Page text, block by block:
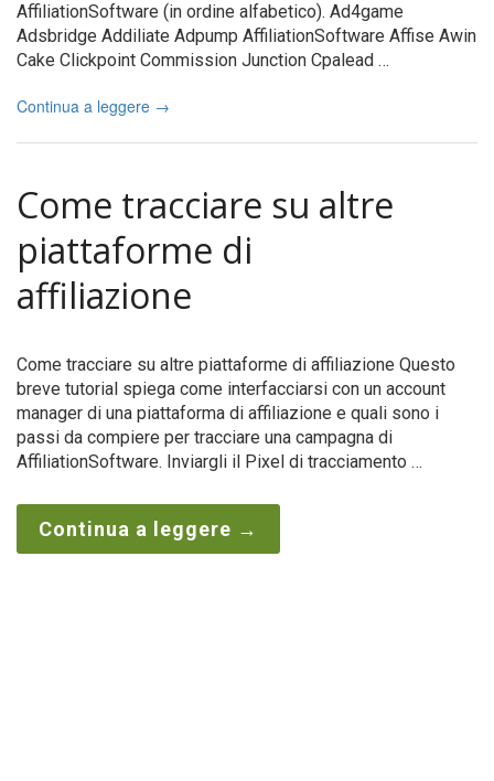
AffiliationSoftware (in ordine alfabetico). Ad4game
Adsbridge Addiliate Adpump AffiliationSoftware Affise Awin
Cake Clickpoint Commission Junction Cpalead …
Continua a leggere →
Come tracciare su altre
piattaforme di
affiliazione
Come tracciare su altre piattaforme di affiliazione Questo
breve tutorial spiega come interfacciarsi con un account
manager di una piattaforma di affiliazione e quali sono i
passi da compiere per tracciare una campagna di
AffiliationSoftware. Inviargli il Pixel di tracciamento …
Continua a leggere →